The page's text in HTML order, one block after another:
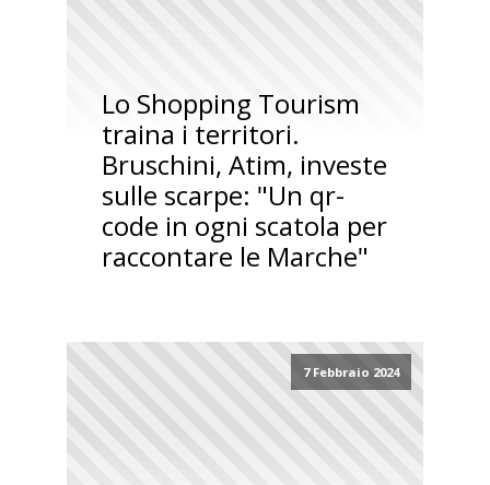
Lo Shopping Tourism
traina i territori.
Bruschini, Atim, investe
sulle scarpe: "Un qr-
code in ogni scatola per
raccontare le Marche"
7 Febbraio 2024